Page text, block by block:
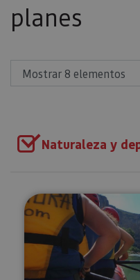
planes
Naturaleza y